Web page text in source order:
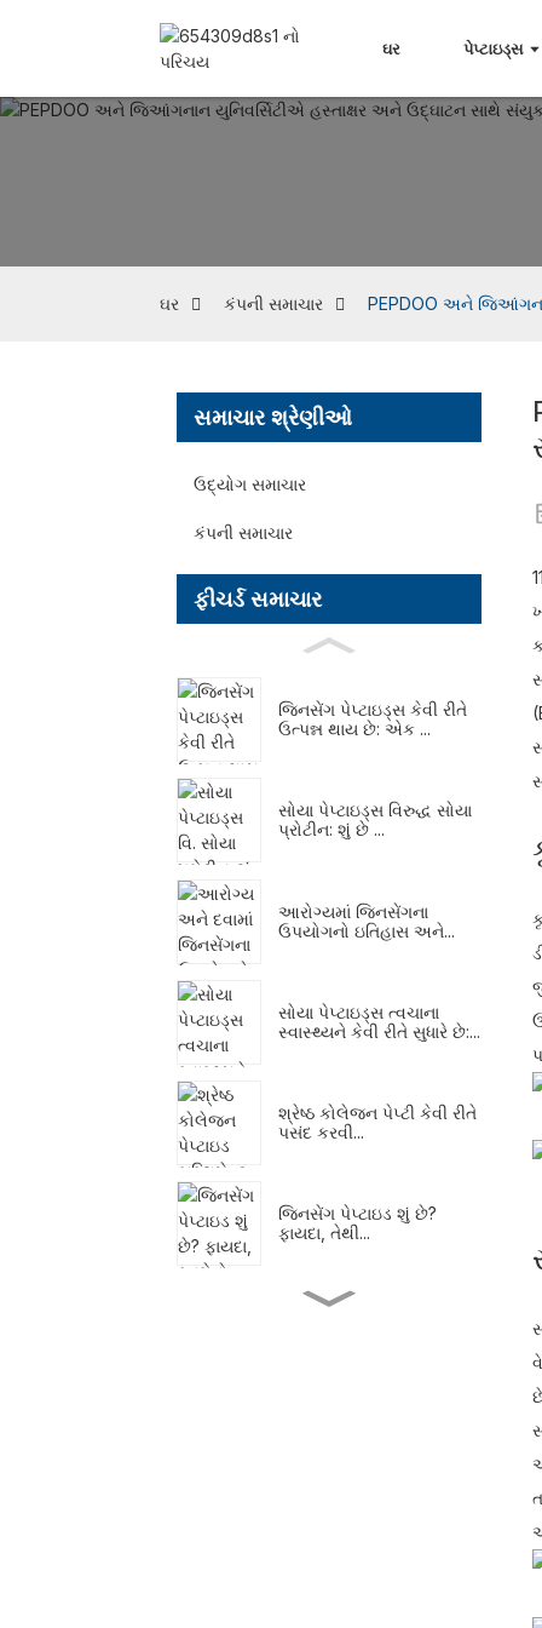
ઘર પેપ્ટાઇડ્સ
ઘર કંપની સમાચાર PEPDOO અને
સમાચાર શ્રેણીઓ
ઉદ્યોગ સમાચાર
કંપની સમાચાર
ફીચર્ડ સમાચાર
જિનસેંગ પેપ્ટાઇડ્સ કેવી રીતે
ઉત્પન્ન થાય છે: એક ...
સોયા પેપ્ટાઇડ્સ વિરુદ્ધ સોયા
પ્રોટીન: શું છે ...
આરોગ્યમાં જિનસેંગના
ઉપયોગનો ઇતિહાસ અને...
સોયા પેપ્ટાઇડ્સ ત્વચાના
સ્વાસ્થ્યને કેવી રીતે સુધારે છે:...
શ્રેષ્ઠ કોલેજન પેપ્ટી કેવી રીતે
પસંદ કરવી...
જિનસેંગ પેપ્ટાઇડ શું છે?
ફાયદા, તેથી...